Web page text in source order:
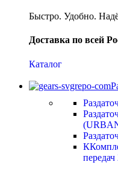
Быстро. Удобно.
Доставка по всей
Каталог